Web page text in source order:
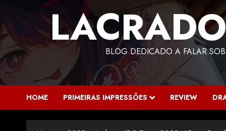
BLOG DEDICADO A FALAR
HOME PRIMEIRAS IMPRESSÕES REVIEW